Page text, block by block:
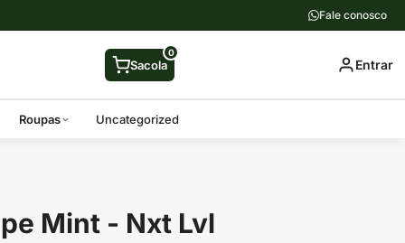
Fale conosco
Sacola
0
Entrar
Roupas Uncategorized
Mint - Nxt Lvl